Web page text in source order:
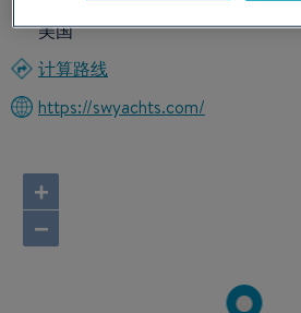
美国
计算路线
https://swyachts.com/
+
−